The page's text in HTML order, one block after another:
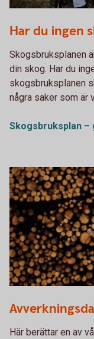
Har du ingen
Skogsbruksplanen
din skog. Har du
skogsbruksplanen
några saker som är
Skogsbruksplan –
Här berättar en av